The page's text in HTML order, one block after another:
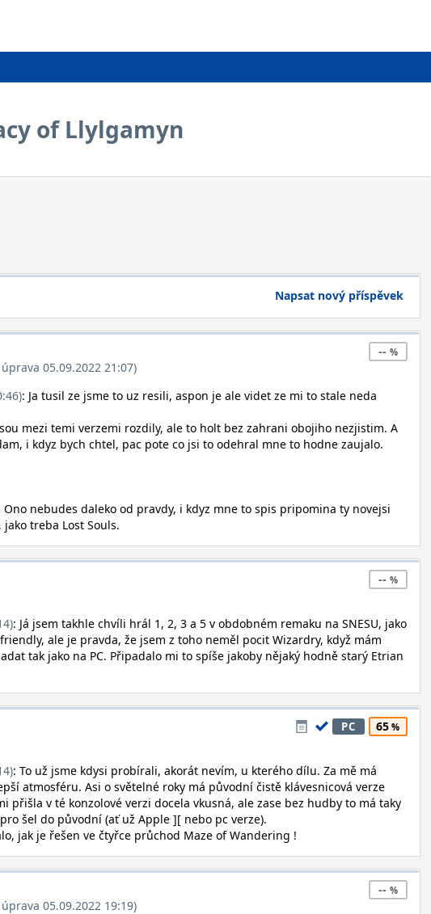
of Llylgamyn
Napsat nový příspěvek
05.09.2022 21:07)
--
: Ja tusil ze jsme to uz resili, aspon je ale videt ze mi to stale neda
mezi temi verzemi rozdily, ale to holt bez zahrani obojiho nezjistim. A
i kdyz bych chtel, pac pote co jsi to odehral mne to hodne zaujalo.
Ono nebudes daleko od pravdy, i kdyz mne to spis pripomina ty novejsi
treba Lost Souls.
--
: Já jsem takhle chvíli hrál 1, 2, 3 a 5 v obdobném remaku na SNESU, jako
ale je pravda, že jsem z toho neměl pocit Wizardry, když mám
tak jako na PC. Připadalo mi to spíše jakoby nějaký hodně starý Etrian
PC 65
: To už jsme kdysi probírali, akorát nevím, u kterého dílu. Za mě má
atmosféru. Asi o světelné roky má původní čistě klávesnicová verze
přišla v té konzolové verzi docela vkusná, ale zase bez hudby to má taky
šel do původní (ať už Apple ][ nebo pc verze).
jak je řešen ve čtyřce průchod Maze of Wandering !
05.09.2022 19:19)
--